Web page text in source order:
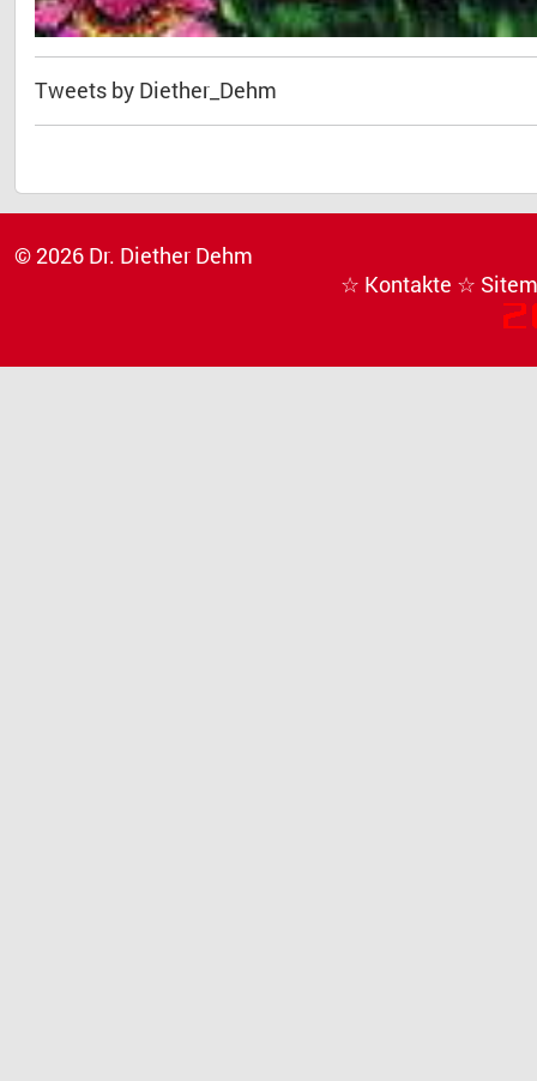
Tweets by Diether_Dehm
© 2026 Dr. Diether Dehm
☆ Kontakte ☆